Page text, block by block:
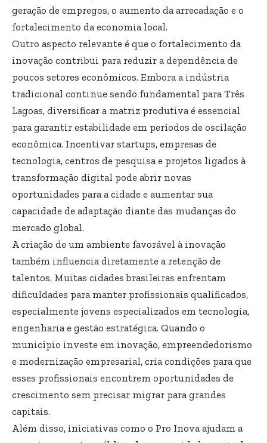
geração de empregos, o aumento da arrecadação e o
fortalecimento da economia local.
Outro aspecto relevante é que o fortalecimento da
inovação contribui para reduzir a dependência de
poucos setores econômicos. Embora a indústria
tradicional continue sendo fundamental para Três
Lagoas, diversificar a matriz produtiva é essencial
para garantir estabilidade em períodos de oscilação
econômica. Incentivar startups, empresas de
tecnologia, centros de pesquisa e projetos ligados à
transformação digital pode abrir novas
oportunidades para a cidade e aumentar sua
capacidade de adaptação diante das mudanças do
mercado global.
A criação de um ambiente favorável à inovação
também influencia diretamente a retenção de
talentos. Muitas cidades brasileiras enfrentam
dificuldades para manter profissionais qualificados,
especialmente jovens especializados em tecnologia,
engenharia e gestão estratégica. Quando o
município investe em inovação, empreendedorismo
e modernização empresarial, cria condições para que
esses profissionais encontrem oportunidades de
crescimento sem precisar migrar para grandes
capitais.
Além disso, iniciativas como o Pro Inova ajudam a